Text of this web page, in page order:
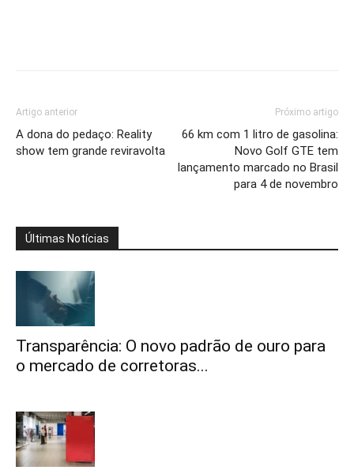
Artigo anterior
A dona do pedaço: Reality
show tem grande reviravolta
Próximo artigo
66 km com 1 litro de gasolina:
Novo Golf GTE tem
lançamento marcado no Brasil
para 4 de novembro
Últimas Notícias
Transparência: O novo padrão de ouro para
o mercado de corretoras...